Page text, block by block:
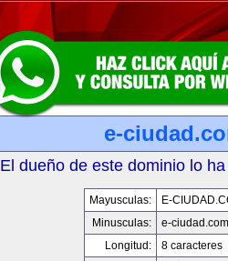
e-
El dueño de este dominio lo
Mayusculas:
E-
Minusculas:
e-ciudad.com
Longitud:
8 caracteres